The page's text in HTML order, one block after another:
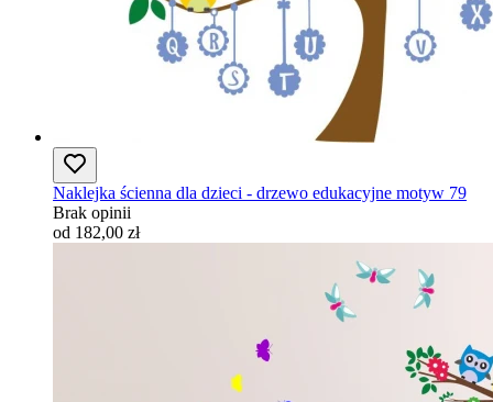
Naklejka ścienna dla dzieci - drzewo edukacyjne motyw 79
Brak opinii
od 182,00 zł